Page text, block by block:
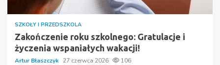
SZKOŁY I PRZEDSZKOLA
Zakończenie roku szkolnego: Gratulacje i
życzenia wspaniałych wakacji!
Artur Błaszczyk 27 czerwca 2026 106